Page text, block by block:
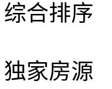
综合排序
独家房源